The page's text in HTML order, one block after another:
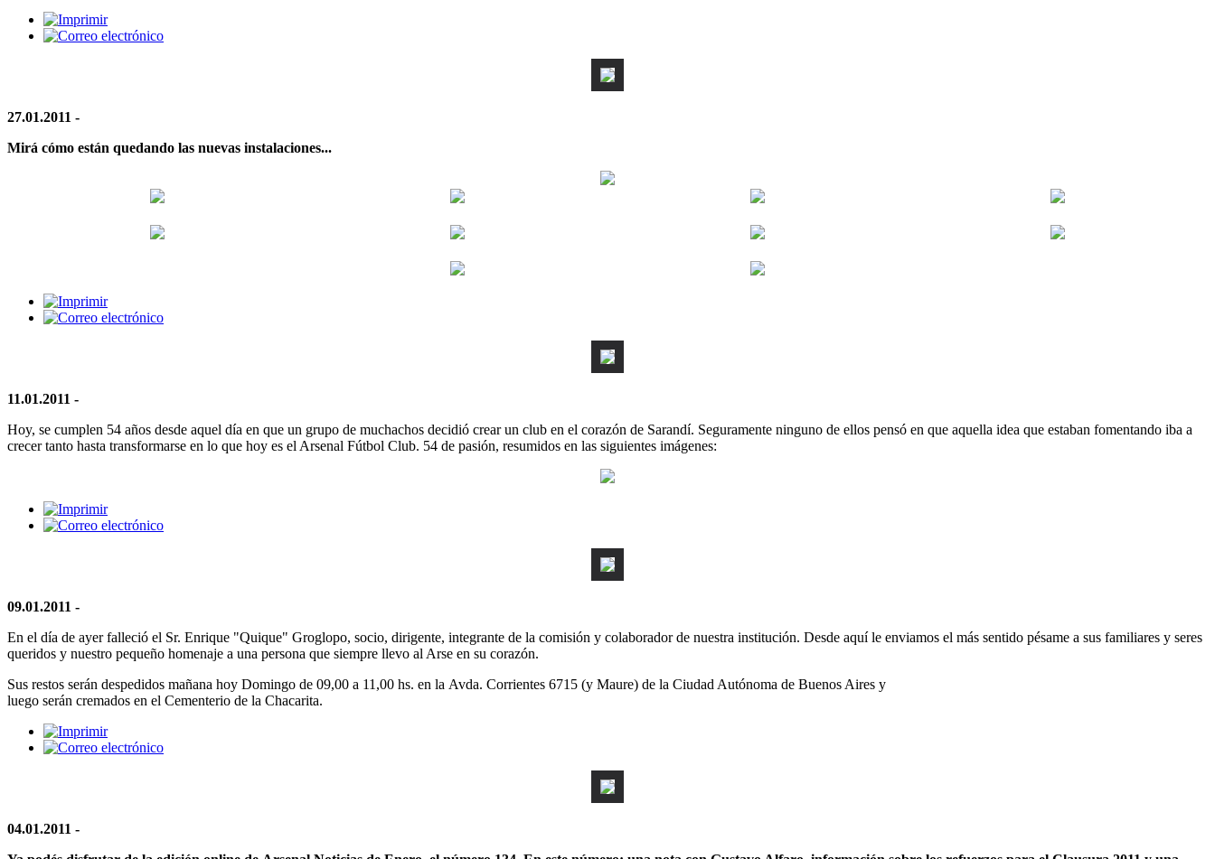
27.01.2011 -
Mirá cómo están quedando las nuevas instalaciones...
11.01.2011 -
Hoy, se cumplen 54 años desde aquel día en que un grupo de muchachos decidió crear un club en el corazón de Sarandí. Seguramente ninguno de ellos pensó en que aquella idea que estaban fomentando iba a
crecer tanto hasta transformarse en lo que hoy es el Arsenal Fútbol Club. 54 de pasión, resumidos en las siguientes imágenes:
09.01.2011 -
En el día de ayer falleció el Sr. Enrique "Quique" Groglopo, socio, dirigente, integrante de la comisión y colaborador de nuestra institución. Desde aquí le enviamos el más sentido pésame a sus familiares y seres
queridos y nuestro pequeño homenaje a una persona que siempre llevo al Arse en su corazón.
Sus restos serán despedidos mañana hoy Domingo de 09,00 a 11,00 hs. en la Avda. Corrientes 6715 (y Maure) de la Ciudad Autónoma de Buenos Aires y
luego serán cremados en el Cementerio de la Chacarita.
04.01.2011 -